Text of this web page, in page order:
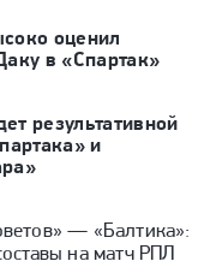
оценил
в «Спартак»
результативной
и
— «Балтика»:
на матч РПЛ